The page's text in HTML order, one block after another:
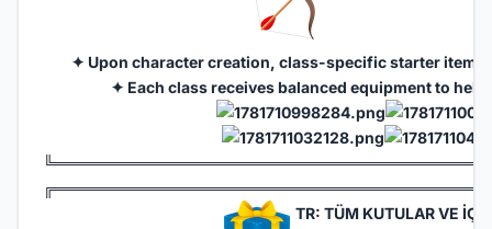
✦ Upon character creation, class-specific starter items
✦ Each class receives balanced equipment to
TR: TÜM KUTULAR VE